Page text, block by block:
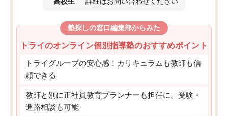
塾探しの窓口編集部からみた
トライのオンライン個別指導塾のおすすめポイント
トライグループの安心感！カリキュラムも教師も信
頼できる
教師と別に正社員教育プランナーも担任に。受験・
進路相談も可能